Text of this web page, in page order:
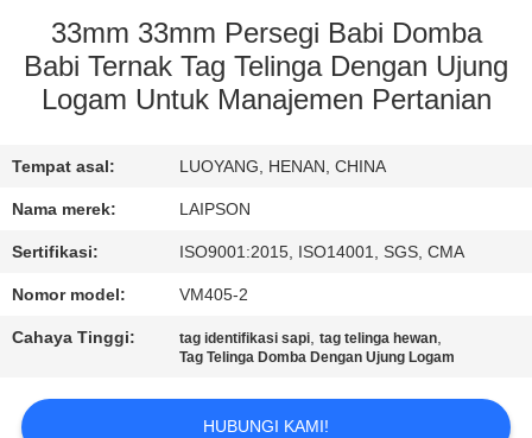
KONTROL
KUALITAS
HUBUNGI
KAMI
BERITA
PERMINTAAN
PENAWARAN
33mm 33mm Persegi Babi Domba
Babi Ternak Tag Telinga Dengan Ujung
Logam Untuk Manajemen Pertanian
Tempat asal: LUOYANG, HENAN, CHINA
Nama merek: LAIPSON
Sertifikasi: ISO9001:2015, ISO14001, SGS, CMA
Nomor model: VM405-2
Cahaya Tinggi: tag identifikasi sapi,tag telinga hewan,
Tag Telinga Domba Dengan Ujung Logam
HUBUNGI KAMI!